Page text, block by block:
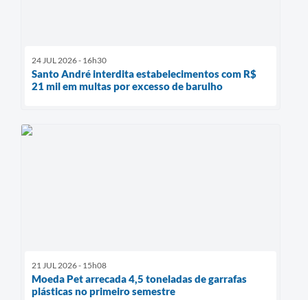
24 JUL 2026 - 16h30
Santo André interdita estabelecimentos com R$
21 mil em multas por excesso de barulho
21 JUL 2026 - 15h08
Moeda Pet arrecada 4,5 toneladas de garrafas
plásticas no primeiro semestre